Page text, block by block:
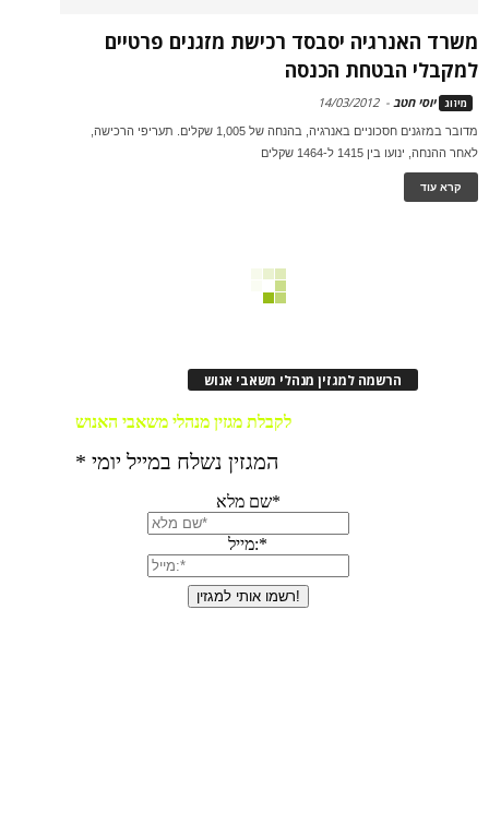
משרד האנרגיה יסבסד רכישת מזגנים פרטיים
למקבלי הבטחת הכנסה
מיזוג יוסי חטב -
14/03/2012
מדובר במזגנים חסכוניים באנרגיה, בהנחה של 1,005 שקלים. תעריפי הרכישה,
לאחר ההנחה, ינועו בין 1415 ל-1464 שקלים
קרא עוד
הרשמה למגזין מנהלי משאבי אנוש